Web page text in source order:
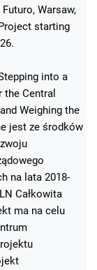
Warsaw,
starting
into a
the Central
Weighing the
jest ze środków
na lata 2018-
Całkowita
ma na celu